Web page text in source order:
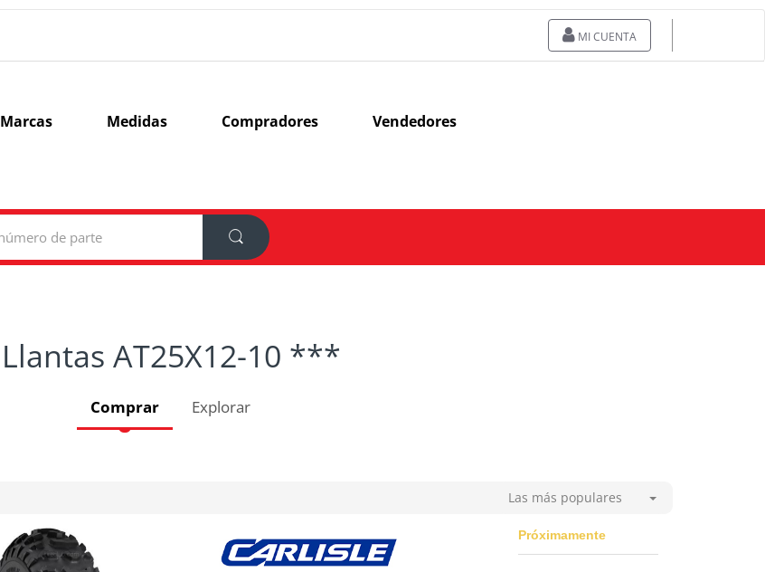
MI CUENTA
Marcas Medidas Compradores Vendedores
Llantas AT25X12-10 ***
Comprar Explorar
Las más populares
Próximamente